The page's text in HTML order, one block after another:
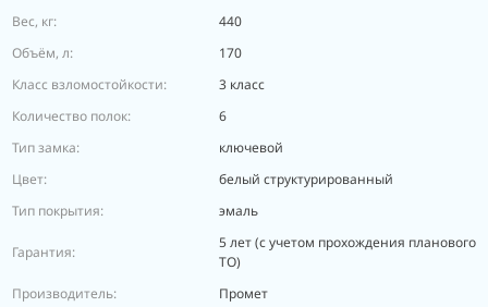
Вес, кг:
440
Объём, л:
170
Класс взломостойкости:
3 класс
Количество полок:
6
Тип замка:
ключевой
Цвет:
белый структурированный
Тип покрытия:
эмаль
Гарантия:
5 лет (с учетом прохождения планового
ТО)
Производитель:
Промет